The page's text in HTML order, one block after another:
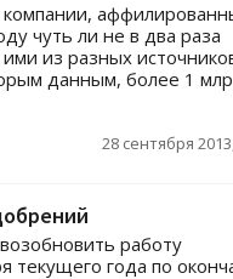
чуть ли не в два раза
из разных
данным, более 1
28 сентября
работу
текущего года по